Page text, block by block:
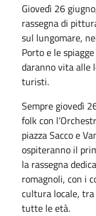
Giovedì 26
rassegna di
sul lungomare,
Porto e le
daranno vita alle
turisti.
Sempre giovedì
folk con
piazza Sacco e
ospiteranno il
la rassegna
romagnoli, con i
cultura locale,
tutte le età.